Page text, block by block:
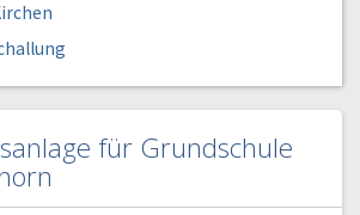
für Grundschule